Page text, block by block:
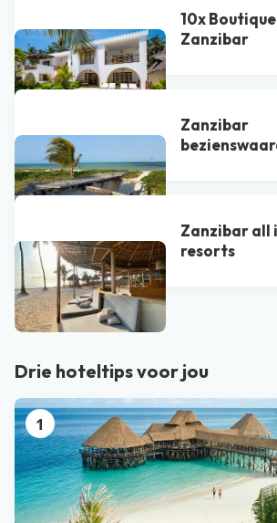
10x
Zanzibar
Zanzibar
Zanzibar all
resorts
Bekijk alle blogs
Drie hoteltips voor jou
1